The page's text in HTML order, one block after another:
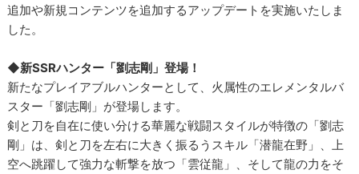
追加や新規コンテンツを追加するアップデートを実施いたしま
した。
◆新SSRハンター「劉志剛」登場！
新たなプレイアブルハンターとして、火属性のエレメンタルバ
スター「劉志剛」が登場します。
剣と刀を自在に使い分ける華麗な戦闘スタイルが特徴の「劉志
剛」は、剣と刀を左右に大きく振るうスキル「潜龍在野」、上
空へ跳躍して強力な斬撃を放つ「雲従龍」、そして龍の力をそ